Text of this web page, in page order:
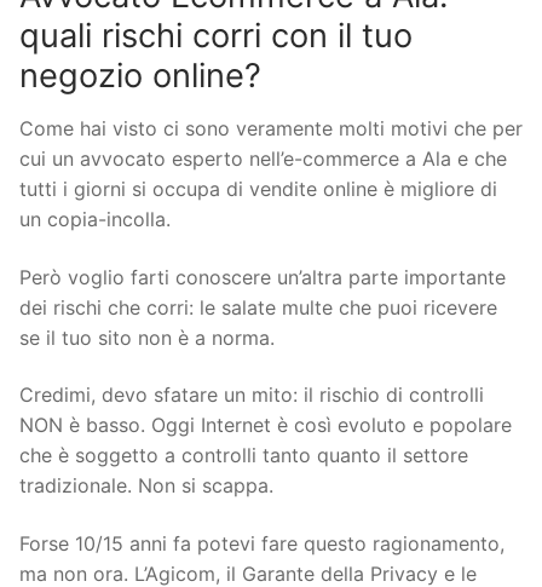
quali rischi corri con il tuo
negozio online?
Come hai visto ci sono veramente molti motivi che per
cui un avvocato esperto nell’e-commerce a Ala e che
tutti i giorni si occupa di vendite online è migliore di
un copia-incolla.
Però voglio farti conoscere un’altra parte importante
dei rischi che corri: le salate multe che puoi ricevere
se il tuo sito non è a norma.
Credimi, devo sfatare un mito: il rischio di controlli
NON è basso. Oggi Internet è così evoluto e popolare
che è soggetto a controlli tanto quanto il settore
tradizionale. Non si scappa.
Forse 10/15 anni fa potevi fare questo ragionamento,
ma non ora. L’Agicom, il Garante della Privacy e le